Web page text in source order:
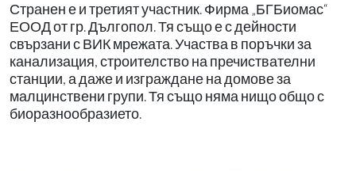
Странен е и третият участник. Фирма „БГБиомас“
ЕООД от гр. Дългопол. Тя също е с дейности
свързани с ВИК мрежата. Участва в поръчки за
канализация, строителство на пречиствателни
станции, а даже и изграждане на домове за
малцинствени групи. Тя също няма нищо общо с
биоразнообразието.